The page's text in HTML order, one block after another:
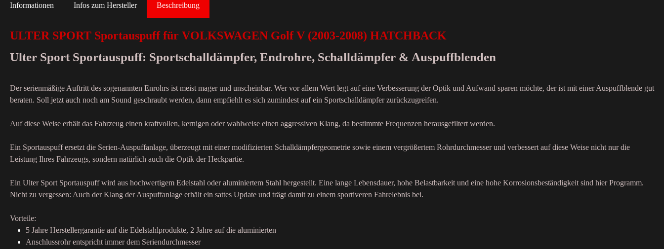
Beschreibung
Informationen Infos zum Hersteller
ULTER SPORT Sportauspuff für VOLKSWAGEN Golf V (2003-2008) HATCHBACK
Ulter Sport Sportauspuff: Sportschalldämpfer, Endrohre, Schalldämpfer & Auspuffblenden
Der serienmäßige Auftritt des sogenannten Enrohrs ist meist mager und unscheinbar. Wer vor allem Wert legt auf eine Verbesserung der Optik und Aufwand sparen möchte, der ist mit einer Auspuffblende gut
beraten. Soll jetzt auch noch am Sound geschraubt werden, dann empfiehlt es sich zumindest auf ein Sportschalldämpfer zurückzugreifen.
Auf diese Weise erhält das Fahrzeug einen kraftvollen, kernigen oder wahlweise einen aggressiven Klang, da bestimmte Frequenzen herausgefiltert werden.
Ein Sportauspuff ersetzt die Serien-Auspuffanlage, überzeugt mit einer modifizierten Schalldämpfergeometrie sowie einem vergrößertem Rohrdurchmesser und verbessert auf diese Weise nicht nur die
Leistung Ihres Fahrzeugs, sondern natürlich auch die Optik der Heckpartie.
Ein Ulter Sport Sportauspuff wird aus hochwertigem Edelstahl oder aluminiertem Stahl hergestellt. Eine lange Lebensdauer, hohe Belastbarkeit und eine hohe Korrosionsbeständigkeit sind hier Programm.
Nicht zu vergessen: Auch der Klang der Auspuffanlage erhält ein sattes Update und trägt damit zu einem sportiveren Fahrelebnis bei.
Vorteile:
5 Jahre Herstellergarantie auf die Edelstahlprodukte, 2 Jahre auf die aluminierten
Anschlussrohr entspricht immer dem Seriendurchmesser